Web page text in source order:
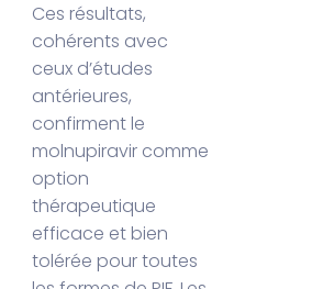
Ces résultats,
cohérents avec
ceux d’études
antérieures,
confirment le
molnupiravir comme
option
thérapeutique
efficace et bien
tolérée pour toutes